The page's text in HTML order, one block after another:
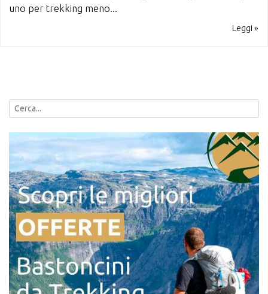
uno per trekking meno...
Leggi »